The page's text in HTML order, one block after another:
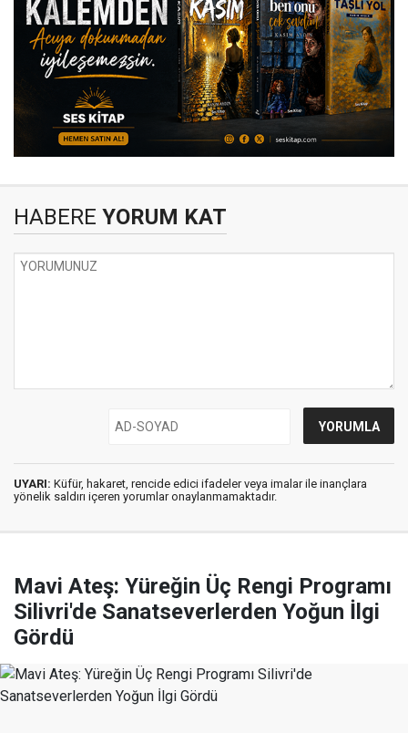
HABERE YORUM KAT
UYARI: Küfür, hakaret, rencide edici ifadeler veya imalar ile inançlara
yönelik saldırı içeren yorumlar onaylanmamaktadır.
Mavi Ateş: Yüreğin Üç Rengi Programı
Silivri'de Sanatseverlerden Yoğun İlgi
Gördü